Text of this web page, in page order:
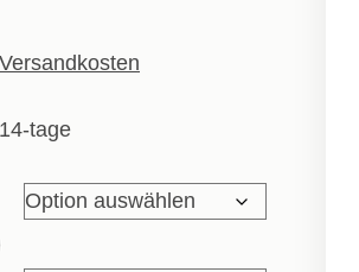
Versandkosten
tage